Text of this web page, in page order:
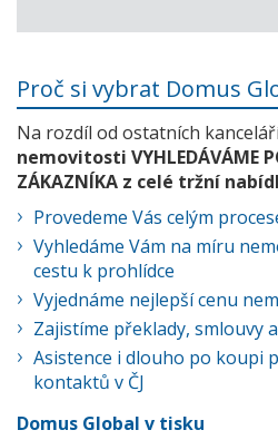
Proč si vybrat Domus
Na rozdíl od ostatních
nemovitosti VYHLEDÁVÁME
ZÁKAZNÍKA z celé tržní
Provedeme Vás celým
Vyhledáme Vám na míru
cestu k prohlídce
Vyjednáme nejlepší cenu
Zajistíme překlady, smlouvy
Asistence i dlouho po koupi
kontaktů v ČJ
Domus Global v tisku